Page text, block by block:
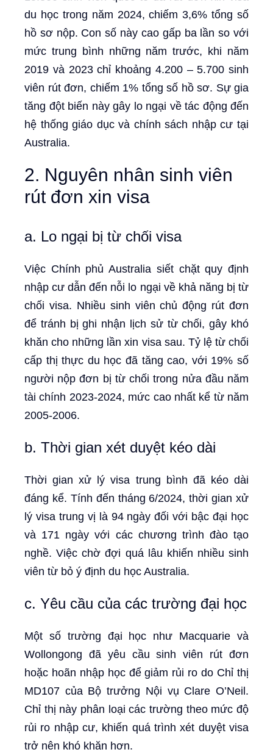
du học trong năm 2024, chiếm 3,6% tổng số
hồ sơ nộp. Con số này cao gấp ba lần so với
mức trung bình những năm trước, khi năm
2019 và 2023 chỉ khoảng 4.200 – 5.700 sinh
viên rút đơn, chiếm 1% tổng số hồ sơ. Sự gia
tăng đột biến này gây lo ngại về tác động đến
hệ thống giáo dục và chính sách nhập cư tại
Australia.
2. Nguyên nhân sinh viên
rút đơn xin visa
a. Lo ngại bị từ chối visa
Việc Chính phủ Australia siết chặt quy định
nhập cư dẫn đến nỗi lo ngại về khả năng bị từ
chối visa. Nhiều sinh viên chủ động rút đơn
để tránh bị ghi nhận lịch sử từ chối, gây khó
khăn cho những lần xin visa sau. Tỷ lệ từ chối
cấp thị thực du học đã tăng cao, với 19% số
người nộp đơn bị từ chối trong nửa đầu năm
tài chính 2023-2024, mức cao nhất kể từ năm
2005-2006.
b. Thời gian xét duyệt kéo dài
Thời gian xử lý visa trung bình đã kéo dài
đáng kể. Tính đến tháng 6/2024, thời gian xử
lý visa trung vị là 94 ngày đối với bậc đại học
và 171 ngày với các chương trình đào tạo
nghề. Việc chờ đợi quá lâu khiến nhiều sinh
viên từ bỏ ý định du học Australia.
c. Yêu cầu của các trường đại học
Một số trường đại học như Macquarie và
Wollongong đã yêu cầu sinh viên rút đơn
hoặc hoãn nhập học để giảm rủi ro do Chỉ thị
MD107 của Bộ trưởng Nội vụ Clare O’Neil.
Chỉ thị này phân loại các trường theo mức độ
rủi ro nhập cư, khiến quá trình xét duyệt visa
trở nên khó khăn hơn.